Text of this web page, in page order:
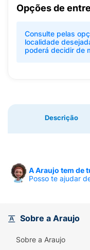
Opções de
Consulte pelas
localidade
poderá decidir de
Descrição
A Araujo tem de
Posso te ajudar
Sobre a Araujo
Sobre a Araujo